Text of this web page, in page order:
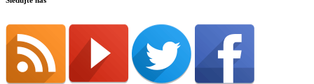
Nahlásit problém s touto stránkou na GitHubu